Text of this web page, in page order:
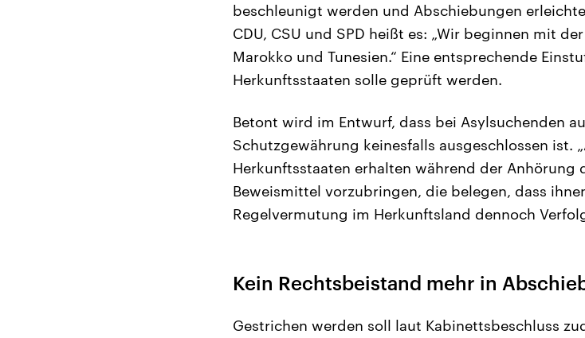
beschleunigt werden und Abschiebungen
CDU, CSU und SPD heißt es: „Wir beginnen mit
Marokko und Tunesien.“ Eine entsprechende
Herkunftsstaaten solle geprüft werden.
Betont wird im Entwurf, dass bei Asylsuchenden
Schutzgewährung keinesfalls ausgeschlossen ist.
Herkunftsstaaten erhalten während der Anhörung
Beweismittel vorzubringen, die belegen, dass
Regelvermutung im Herkunftsland dennoch
Kein Rechtsbeistand mehr in
Gestrichen werden soll laut Kabinettsbeschluss